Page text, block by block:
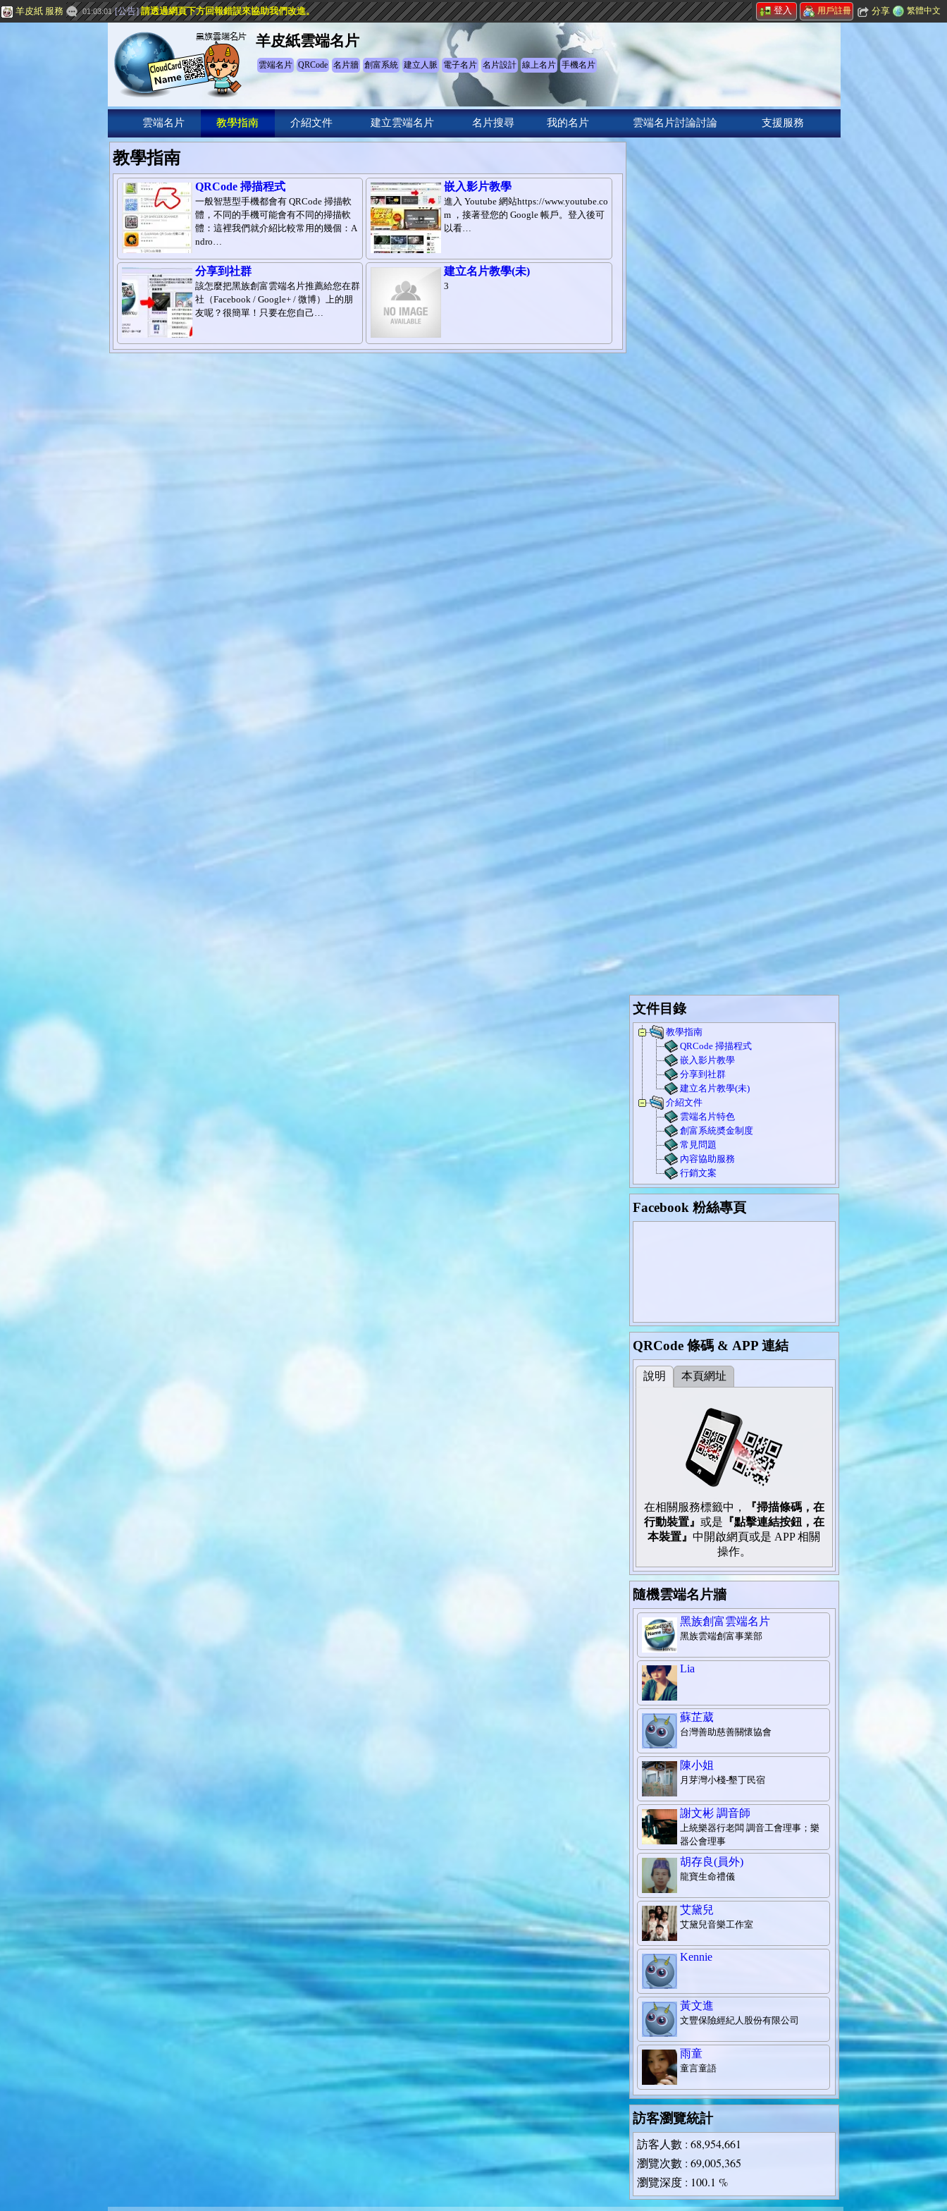
羊皮紙 服務 01:03:01 [公告]請透過網頁下方回報錯誤來協助我們改進。 登入 用戶註冊 分享 繁體中文
羊皮紙雲端名片
雲端名片 QRCode 名片牆 創富系統 建立人脈 電子名片 名片設計 線上名片 手機名片
雲端名片 教學指南 介紹文件 建立雲端名片 名片搜尋 我的名片 雲端名片討論討論 支援服務
教學指南
QRCode 掃描程式
一般智慧型手機都會有 QRCode 掃描軟
體，不同的手機可能會有不同的掃描軟
體：這裡我們就介紹比較常用的幾個：A
ndro…
嵌入影片教學
進入 Youtube 網站https://www.youtube.co
m ，接著登您的 Google 帳戶。登入後可
以看…
分享到社群
該怎麼把黑族創富雲端名片推薦給您在群
社（Facebook / Google+ / 微博）上的朋
友呢？很簡單！只要在您自己…
建立名片教學(未)
3
文件目錄
教學指南
QRCode 掃描程式
嵌入影片教學
分享到社群
建立名片教學(未)
介紹文件
雲端名片特色
創富系統奬金制度
常見問題
內容協助服務
行銷文案
Facebook 粉絲專頁
QRCode 條碼 & APP 連結
說明 本頁網址
在相關服務標籤中，
『掃描條碼，在
行動裝置』 或是 『點擊連結按鈕，在
本裝置』 中開啟網頁或是 APP 相關
操作。
隨機雲端名片牆
黑族創富雲端名片
黑族雲端創富事業部
Lia
蘇芷葳
台灣善助慈善關懷協會
陳小姐
月芽灣小棧-墾丁民宿
謝文彬 調音師
上統樂器行老闆 調音工會理事；樂
器公會理事
胡存良(員外)
龍寶生命禮儀
艾黛兒
艾黛兒音樂工作室
Kennie
黃文進
文豐保險經紀人股份有限公司
雨童
童言童語
訪客瀏覽統計
訪客人數 : 68,954,661
瀏覽次數 : 69,005,365
瀏覽深度: 100.1 %